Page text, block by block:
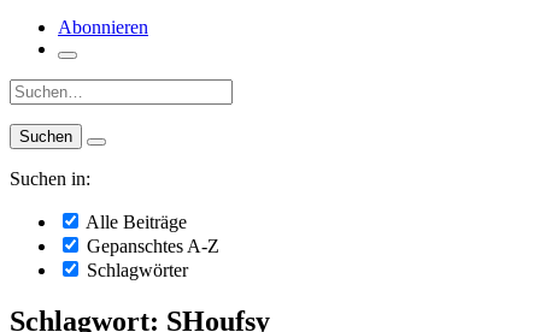
Abonnieren
Suche:
Suchen in:
Alle Beiträge
Gepanschtes A-Z
Schlagwörter
Schlagwort: SHoufsy